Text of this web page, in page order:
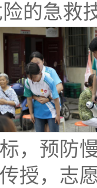
的急救
，预
授，志